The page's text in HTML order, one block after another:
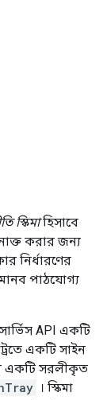
স্কিমাহিসাবে
করার জন্য
নির্ধারণের
পাঠযোগ্য
API একটি
একটি সাইন
একটি সরলীকৃত
। স্কিমা